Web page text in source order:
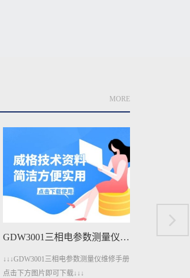
MORE
GDW3001三相电参数测量仪维修手册下载
↓↓↓GDW3001三相电参数测量仪维修手册
点击下方图片即可下载↓↓↓